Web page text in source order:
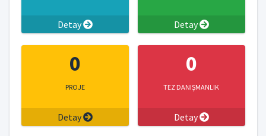
Detay Detay
0
PROJE
Detay
0
TEZ DANIŞMANLIK
Detay